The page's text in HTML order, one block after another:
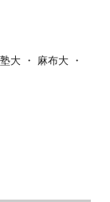
大 ・ 麻布大 ・